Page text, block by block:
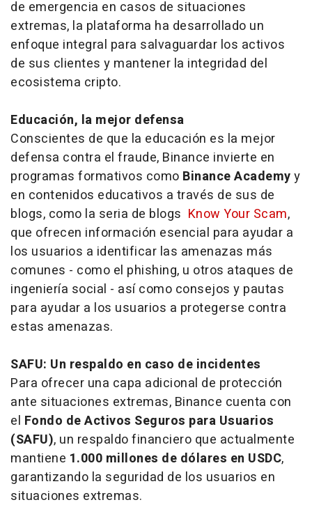
de emergencia en casos de situaciones
extremas, la plataforma ha desarrollado un
enfoque integral para salvaguardar los activos
de sus clientes y mantener la integridad del
ecosistema cripto.
Educación, la mejor defensa
Conscientes de que la educación es la mejor
defensa contra el fraude, Binance invierte en
programas formativos como Binance Academyy
en contenidos educativos a través de sus de
blogs, como la seria de blogs Know Your Scam,
que ofrecen información esencial para ayudar a
los usuarios a identificar las amenazas más
comunes - como el phishing, u otros ataques de
ingeniería social - así como consejos y pautas
para ayudar a los usuarios a protegerse contra
estas amenazas.
SAFU: Un respaldo en caso de incidentes
Para ofrecer una capa adicional de protección
ante situaciones extremas, Binance cuenta con
el Fondo de Activos Seguros para Usuarios
(SAFU), un respaldo financiero que actualmente
mantiene 1.000 millones de dólares en USDC,
garantizando la seguridad de los usuarios en
situaciones extremas.